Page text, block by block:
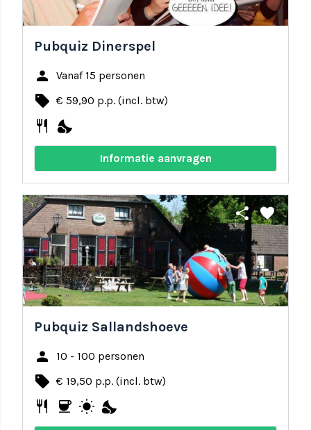
Pubquiz Dinerspel
person Vanaf 15 personen
local_offer € 59,90 p.p. (incl. btw)
restaurant nights_stay
Informatie aanvragen
share favorite
Pubquiz Sallandshoeve
person 10 - 100 personen
local_offer € 19,50 p.p. (incl. btw)
restaurant coffee wb_sunny nights_stay